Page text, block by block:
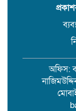
অফিস: